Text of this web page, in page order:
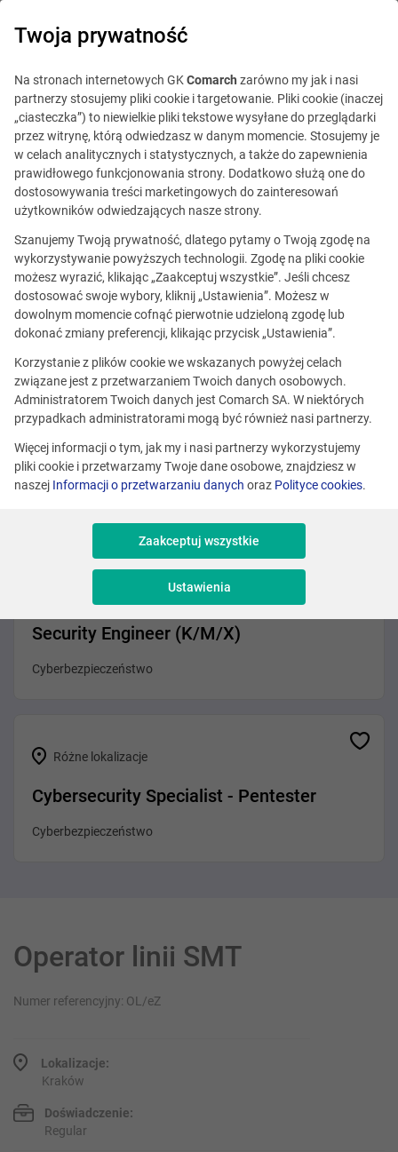
Ta oferta jest już
nieaktualna.
Zobacz podobne oferty
Różne lokalizacje
Erlang Developer
Programowanie
Kraków
Inżynier bezpieczeństwa sieci/ Network
Security Engineer (K/M/X)
Cyberbezpieczeństwo
Różne lokalizacje
Cybersecurity Specialist - Pentester
Cyberbezpieczeństwo
Operator linii SMT
Numer referencyjny: OL/eZ
Lokalizacje:
Kraków
Doświadczenie:
Regular
Twoja prywatność
Na stronach internetowych GKComarch zarówno my jak i nasi
partnerzy stosujemy pliki cookie i targetowanie. Pliki cookie (inaczej
„ciasteczka”) to niewielkie pliki tekstowe wysyłane do przeglądarki
przez witrynę, którą odwiedzasz w danym momencie. Stosujemy je
w celach analitycznych i statystycznych, a także do zapewnienia
prawidłowego funkcjonowania strony. Dodatkowo służą one do
dostosowywania treści marketingowych do zainteresowań
użytkowników odwiedzających nasze strony.
Szanujemy Twoją prywatność, dlatego pytamy o Twoją zgodę na
wykorzystywanie powyższych technologii. Zgodę na pliki cookie
możesz wyrazić, klikając „Zaakceptuj wszystkie”. Jeśli chcesz
dostosować swoje wybory, kliknij „Ustawienia”. Możesz w
dowolnym momencie cofnąć pierwotnie udzieloną zgodę lub
dokonać zmiany preferencji, klikając przycisk „Ustawienia”.
Korzystanie z plików cookie we wskazanych powyżej celach
związane jest z przetwarzaniem Twoich danych osobowych.
Administratorem Twoich danych jest Comarch SA. W niektórych
przypadkach administratorami mogą być również nasi partnerzy.
Więcej informacji o tym, jak my i nasi partnerzy wykorzystujemy
pliki cookie i przetwarzamy Twoje dane osobowe, znajdziesz w
naszej Informacji o przetwarzaniu danych oraz Polityce cookies.
Zaakceptuj wszystkie
Ustawienia